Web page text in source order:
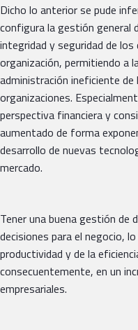
Dicho lo anterior se pude
configura la gestión general
integridad y seguridad de
organización, permitiendo a
administración ineficiente
organizaciones.
perspectiva financiera y
aumentado de forma
desarrollo de nuevas
mercado.
Tener una buena gestión
decisiones para el negocio,
productividad y de la
consecuentemente, en un
empresariales.